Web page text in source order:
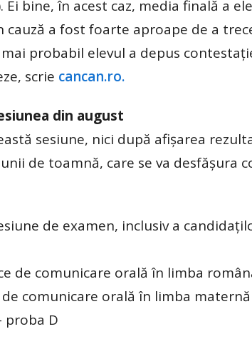
bine, în acest caz, media finală a
a fost foarte aproape de a
probabil elevul a depus
scrie cancan.ro.
din august
sesiune, nici după afișarea
de toamnă, care se va desfășura
de examen, inclusiv a
de comunicare orală în limba
comunicare orală în limba
proba D